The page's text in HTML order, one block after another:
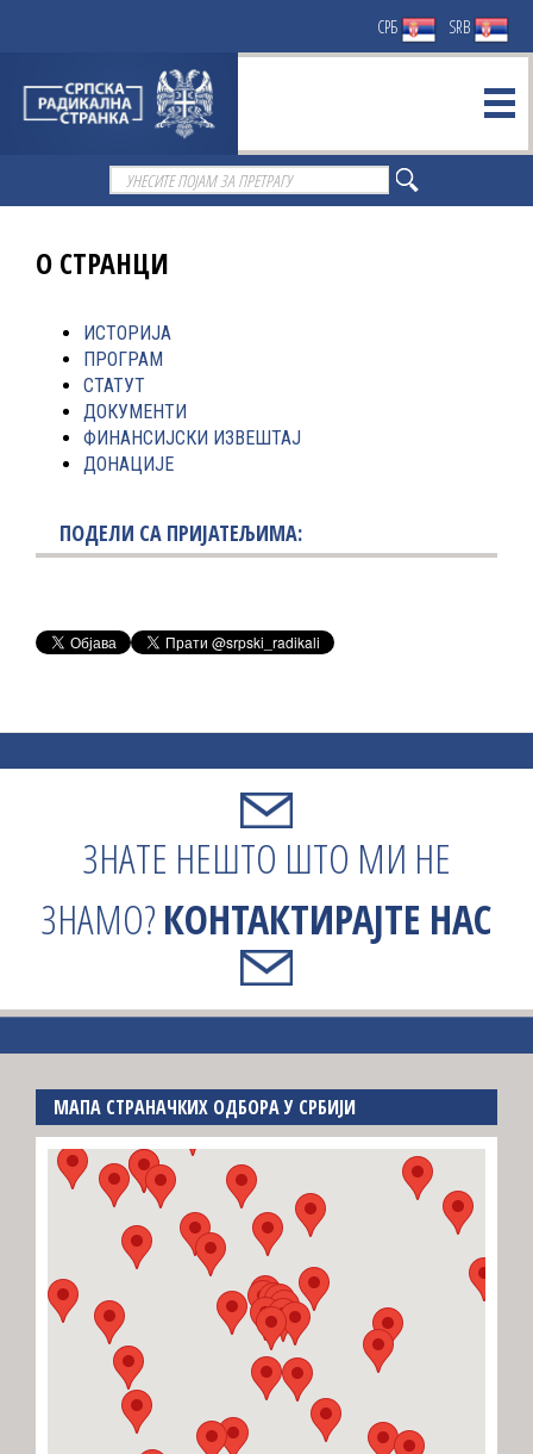
СРБ SRB
О СТРАНЦИ
ИСТОРИЈА
ПРОГРАМ
СТАТУТ
ДОКУМЕНТИ
ФИНАНСИЈСКИ ИЗВЕШТАЈ
ДОНАЦИЈЕ
ПОДЕЛИ СА ПРИЈАТЕЉИМА:
ЗНАТЕ НЕШТО ШТО МИ НЕ
ЗНАМО?КОНТАКТИРАЈТЕ НАС
МАПА СТРАНАЧКИХ ОДБОРА У СРБИЈИ